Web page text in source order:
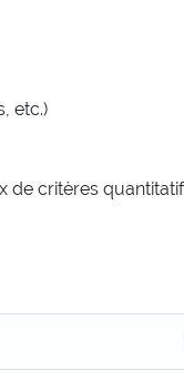
etc.)
de critères